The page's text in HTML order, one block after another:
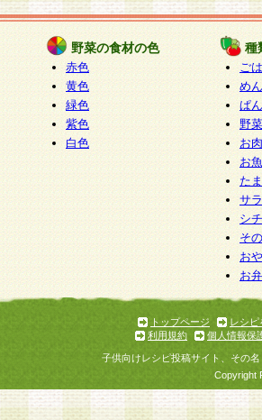
会員登録の承認が完了した時点で会
され、会員に対して適用されるもの
きする個人情報は、すべて会員登録
いたものと考えております。従っ
報の提供を希望されない場合には、
たしません が、提供されないこと
ス等をご利用いただけない場合があ
。
客様から当社が保有している個人情
等を求められた場合には、ご本人
場合に限り、法令に準拠して合理的
。なお、開示 請求等の請求先は個
本規約等を承諾のうえ、当社所定の
承認した者、グループとします。な
する場合は会員登録をすることがで
野菜の食材の色
赤色
黄色
緑色
紫色
白色
種
ご
めん
ぱん
野
お
お
た
サ
シ
そ
お
お
トップページ
レシピ
利用規約
個人情報保
子供向けレシピ投稿サイト、その
Copyright